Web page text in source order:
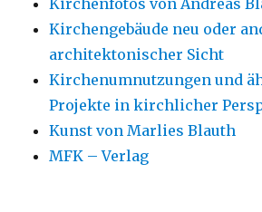
Kirchenfotos von Andreas
Kirchengebäude neu oder
architektonischer Sicht
Kirchenumnutzungen und
Projekte in kirchlicher
Kunst von Marlies Blauth
MFK – Verlag